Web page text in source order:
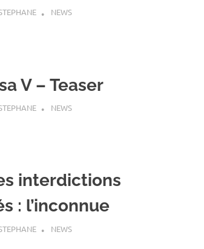
NEWS
V – Teaser
NEWS
interdictions
: l’inconnue
NEWS